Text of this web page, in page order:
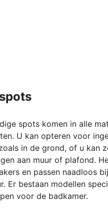
spots komen in alle
U kan opteren voor
in de grond, of u kan
aan muur of plafond.
en passen naadloos
Er bestaan modellen
voor de badkamer.